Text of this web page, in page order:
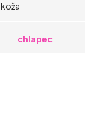
koža
chlapec